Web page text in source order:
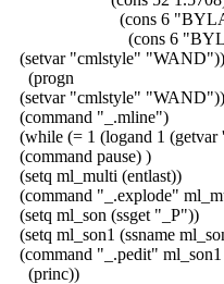
(cons 6
(cons 6
(setvar "cmlstyle" "WAND"))
(progn
(setvar "cmlstyle"
(command "_.mline")
(while (= 1 (logand 1
(command pause) )
(setq ml_multi (entlast))
(command "_.explode"
(setq ml_son (ssget "_P"))
(setq ml_son1 (ssname
(command "_.pedit"
(princ))